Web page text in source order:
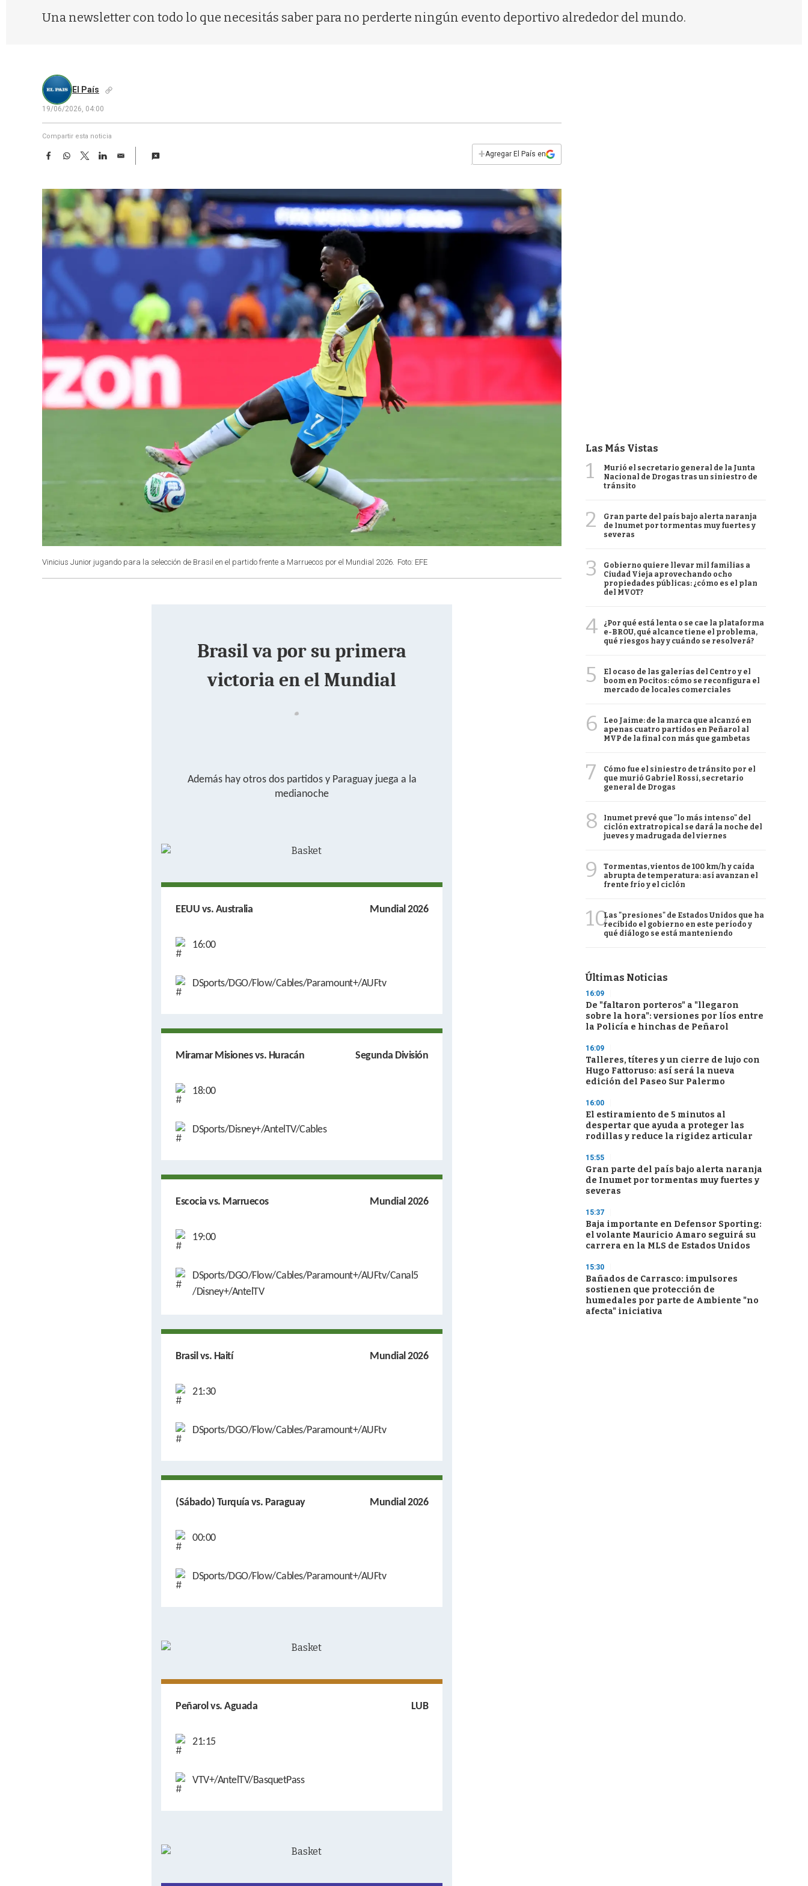
Una newsletter con todo lo que necesitás saber para no perderte ningún evento deportivo alrededor del mundo.
El País
19/06/2026, 04:00
Compartir esta noticia
F
e
b
o
o
k
W
t
A
p
p
T
w
t
t
r
L
k
e
d
n
E
i
l
+Agregar El País en
Vinicius Junior jugando para la selección de Brasil en el partido frente a Marruecos por el Mundial 2026. Foto: EFE
Brasil va por su primera
victoria en el Mundial
Además hay otros dos partidos y Paraguay juega a la
medianoche
EEUU vs. Australia Mundial 2026
16:00
DSports/DGO/Flow/Cables/Paramount+/AUFtv
Miramar Misiones vs. Huracán Segunda División
18:00
DSports/Disney+/AntelTV/Cables
Escocia vs. Marruecos Mundial 2026
19:00
DSports/DGO/Flow/Cables/Paramount+/AUFtv/Canal5
/Disney+/AntelTV
Brasil vs. Haití Mundial 2026
21:30
DSports/DGO/Flow/Cables/Paramount+/AUFtv
(Sábado) Turquía vs. Paraguay Mundial 2026
00:00
DSports/DGO/Flow/Cables/Paramount+/AUFtv
Peñarol vs. Aguada LUB
21:15
VTV+/AntelTV/BasquetPass
Las Más Vistas
1
Murió el secretario general de la Junta
Nacional de Drogas tras un siniestro de
tránsito
2
Gran parte del país bajo alerta naranja
de Inumet por tormentas muy fuertes y
severas
3
Gobierno quiere llevar mil familias a
Ciudad Vieja aprovechando ocho
propiedades públicas: ¿cómo es el plan
del MVOT?
4
¿Por qué está lenta o se cae la plataforma
e-BROU, qué alcance tiene el problema,
qué riesgos hay y cuándo se resolverá?
5
El ocaso de las galerías del Centro y el
boom en Pocitos: cómo se reconfigura el
mercado de locales comerciales
6
Leo Jaime: de la marca que alcanzó en
apenas cuatro partidos en Peñarol al
MVP de la final con más que gambetas
7
Cómo fue el siniestro de tránsito por el
que murió Gabriel Rossi, secretario
general de Drogas
8
Inumet prevé que "lo más intenso" del
ciclón extratropical se dará la noche del
jueves y madrugada del viernes
9
Tormentas, vientos de 100 km/h y caída
abrupta de temperatura: así avanzan el
frente frío y el ciclón
10Las "presiones" de Estados Unidos que ha
recibido el gobierno en este período y
qué diálogo se está manteniendo
Últimas Noticias
16:09
De "faltaron porteros" a "llegaron
sobre la hora": versiones por líos entre
la Policía e hinchas de Peñarol
16:09
Talleres, títeres y un cierre de lujo con
Hugo Fattoruso: así será la nueva
edición del Paseo Sur Palermo
16:00
El estiramiento de 5 minutos al
despertar que ayuda a proteger las
rodillas y reduce la rigidez articular
15:55
Gran parte del país bajo alerta naranja
de Inumet por tormentas muy fuertes y
severas
15:37
Baja importante en Defensor Sporting:
el volante Mauricio Amaro seguirá su
carrera en la MLS de Estados Unidos
15:30
Bañados de Carrasco: impulsores
sostienen que protección de
humedales por parte de Ambiente "no
afecta" iniciativa